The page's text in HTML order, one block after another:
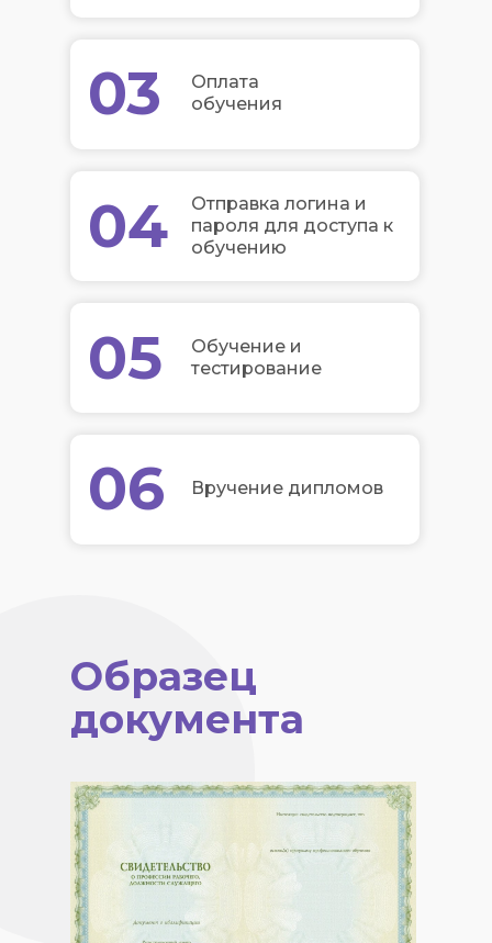
03
04
05
06
Оплата
обучения
Отправка логина и
пароля для доступа к
обучению
Обучение и
тестирование
Вручение дипломов
Образец
документа